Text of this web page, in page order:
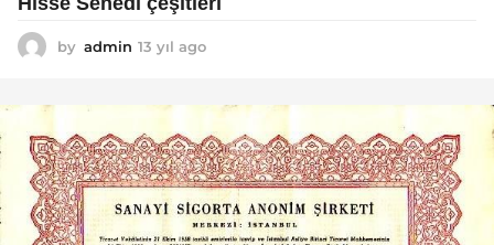
by admin 13 yıl ago
a
g
o